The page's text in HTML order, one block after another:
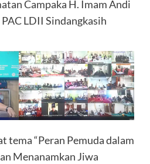
Campaka H. Imam Andi
LDII Sindangkasih
tema “Peran Pemuda dalam
Menanamkan Jiwa